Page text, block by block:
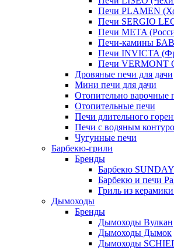
Печи PLAMEN
Печи SERGIO
Печи META
Печи-камины
Печи INVICTA
Печи VERMONT
Дровяные печи для дачи
Мини печи для дачи
Отопительно варочные
Отопительные печи
Печи длительного
Печи с водяным
Чугунные печи
Барбекю-грили
Бренды
Барбекю
Барбекю и печи
Гриль из
Дымоходы
Бренды
Дымоходы Вулкан
Дымоходы Дымок
Дымоходы